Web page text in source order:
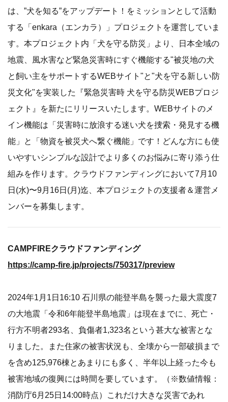
は、”犬を知る”をアップデート！をミッションとして活動
する「enkara（エンカラ）」プロジェクトを運営していま
す。本プロジェクト内「犬を守る防災」より、日本全域の
地震、風水害など緊急災害時にすぐ機能する"被災地の犬
と飼い主をサポートするWEBサイト"と"犬を守る新しい防
災文化"を実装した『緊急災害時 犬を守る防災WEBプロジ
ェクト』を新たにリリースいたします。WEBサイトのメ
イン機能は「災害時に放浪する迷い犬を捜索・発見する機
能」と「物資を被災犬へ繋ぐ機能」です！どんな方にも使
いやすいシンプルな設計でより多くのお悩みに寄り添う仕
組みを作ります。クラウドファンディングにおいて7月10
日(水)〜9月16日(月)迄、本プロジェクトの支援者＆運営メ
ンバーを募集します。
CAMPFIREクラウドファンディング
https://camp-fire.jp/projects/750317/preview
2024年1月1日16:10 石川県の能登半島を襲った最大震度7
の大地震「令和6年能登半島地震」は現在までに、死亡・
行方不明者293名、負傷者1,323名という甚大な被害とな
りました。また住家の被害状況も、全壊から一部破損まで
を含め125,976棟とあまりにも多く、半年以上経った今も
被害地域の復興には時間を要しています。（※数値情報：
消防庁6月25日14:00時点）これだけ大きな災害であれ